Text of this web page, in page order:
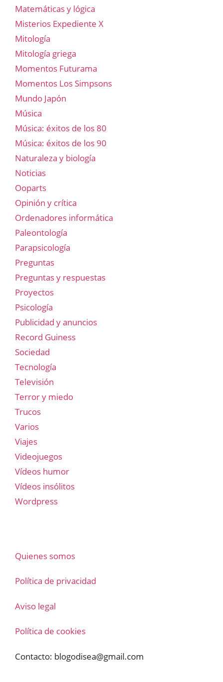
Matemáticas y lógica
Misterios Expediente X
Mitología
Mitología griega
Momentos Futurama
Momentos Los Simpsons
Mundo Japón
Música
Música: éxitos de los 80
Música: éxitos de los 90
Naturaleza y biología
Noticias
Ooparts
Opinión y crítica
Ordenadores informática
Paleontología
Parapsicología
Preguntas
Preguntas y respuestas
Proyectos
Psicología
Publicidad y anuncios
Record Guiness
Sociedad
Tecnología
Televisión
Terror y miedo
Trucos
Varios
Viajes
Videojuegos
Vídeos humor
Vídeos insólitos
Wordpress
Quienes somos
Política de privacidad
Aviso legal
Política de cookies
Contacto: blogodisea@gmail.com